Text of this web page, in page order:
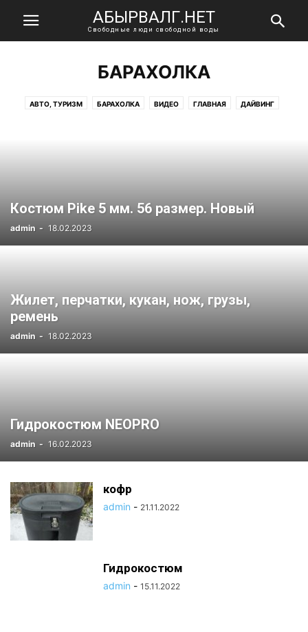
АБЫРВАЛГ.НЕТ
Свободные люди свободной воды
БАРАХОЛКА
АВТО, ТУРИЗМ БАРАХОЛКА ВИДЕО ГЛАВНАЯ ДАЙВИНГ
Костюм Pike 5 мм. 56 размер. Новый
admin - 18.02.2023
Жилет, перчатки, кукан, нож, грузы,
ремень
admin - 18.02.2023
Гидрокостюм NEOPRO
admin - 16.02.2023
кофр
admin - 21.11.2022
Гидрокостюм
admin - 15.11.2022